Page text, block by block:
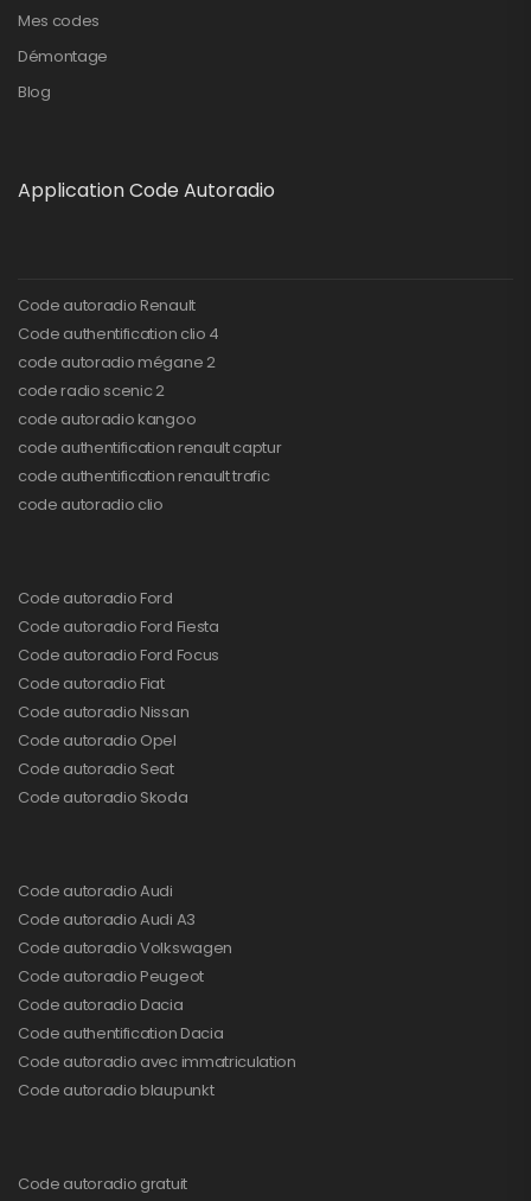
Mes codes
Démontage
Blog
Application Code Autoradio
Code autoradio Renault
Code authentification clio 4
code autoradio mégane 2
code radio scenic 2
code autoradio kangoo
code authentification renault captur
code authentification renault trafic
code autoradio clio
Code autoradio Ford
Code autoradio Ford Fiesta
Code autoradio Ford Focus
Code autoradio Fiat
Code autoradio Nissan
Code autoradio Opel
Code autoradio Seat
Code autoradio Skoda
Code autoradio Audi
Code autoradio Audi A3
Code autoradio Volkswagen
Code autoradio Peugeot
Code autoradio Dacia
Code authentification Dacia
Code autoradio avec immatriculation
Code autoradio blaupunkt
Code autoradio gratuit